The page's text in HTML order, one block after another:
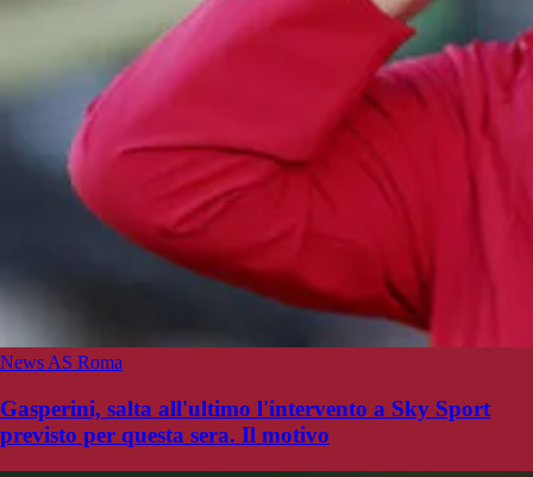
News AS Roma
Gasperini, salta all'ultimo l'intervento a Sky Sport
previsto per questa sera. Il motivo